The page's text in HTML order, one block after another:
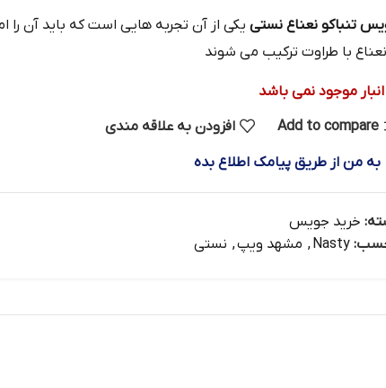
تنباکو نعناع نستی یکی از آن تجربه‌ هایی است که باید آن را
نعناع با طراوت ترکیب می‌ شوند
موجود نمی باشد
Add to compare
افزودن به علاقه مندی
به من از طریق پیامک اطلاع بده
خرید جویس
Nasty
, مشهد ویپ, نستی